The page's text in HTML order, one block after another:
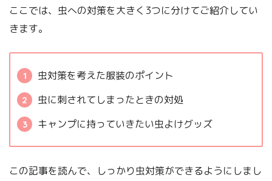
ここでは、虫への対策を大きく3つに分けてご紹介してい
きます。
虫対策を考えた服装のポイント
虫に刺されてしまったときの対処
キャンプに持っていきたい虫よけグッズ
この記事を読んで、しっかり虫対策ができるようにしまし